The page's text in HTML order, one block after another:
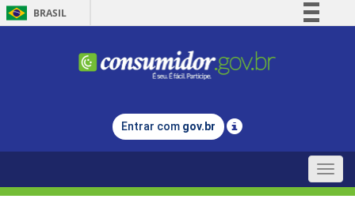
BRASIL
Comunica BR
Legislação
Entrar com gov.br
Toggle